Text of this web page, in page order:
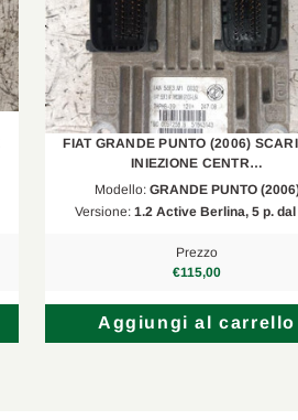
FIAT GRANDE PUNTO (2006)
INIEZIONE CENTR…
Modello: GRANDE PUNTO
Versione: 1.2 Active Berlina, 5 p.
Prezzo
€115,00
Aggiungi al carrello